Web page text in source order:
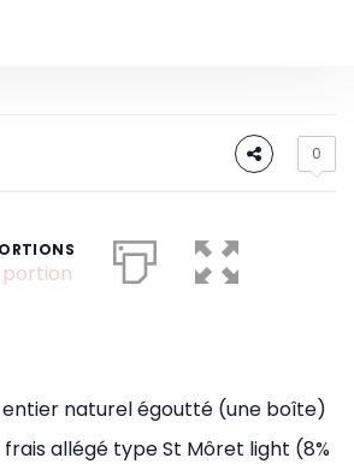
0
portionParts
naturel égoutté (une boîte)
allégé type St Môret light (8%